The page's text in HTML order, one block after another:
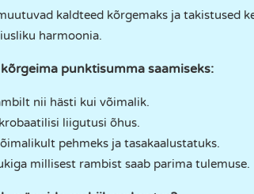
kaldteed kõrgemaks ja takistused
harmoonia.
punktisumma saamiseks:
nii hästi kui võimalik.
liigutusi õhus.
pehmeks ja tasakaalustatuks.
millisest rambist saab parima tulemuse.